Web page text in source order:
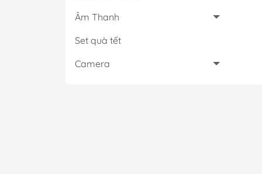
Âm Thanh
Set quà tết
Camera